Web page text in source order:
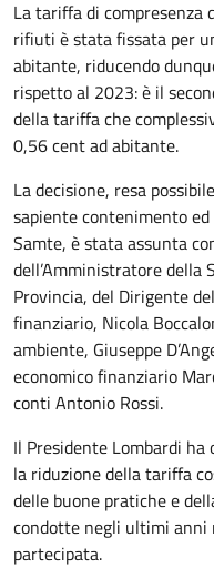
La tariffa di compresenza
rifiuti è stata fissata per
abitante, riducendo
rispetto al 2023: è il
della tariffa che
0,56 cent ad abitante.
La decisione, resa
sapiente contenimento
Samte, è stata assunta
dell’Amministratore della
Provincia, del Dirigente
finanziario, Nicola
ambiente, Giuseppe
economico finanziario
conti Antonio Rossi.
Il Presidente Lombardi
la riduzione della tariffa
delle buone pratiche e
condotte negli ultimi anni
partecipata.